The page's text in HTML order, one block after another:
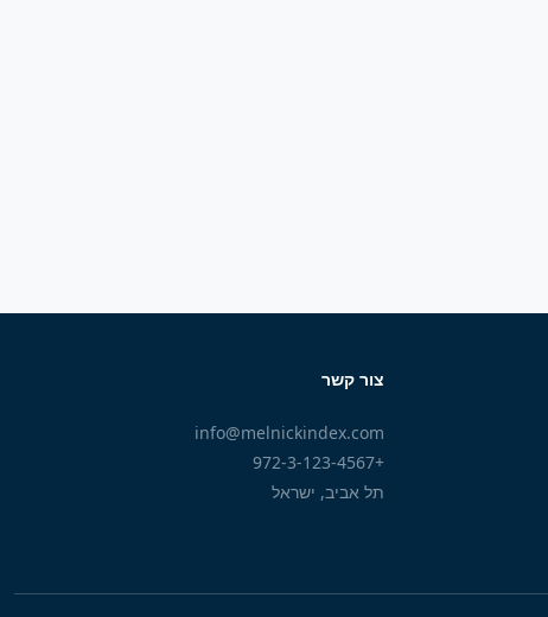
צור קשר
info@melnickindex.com
+972-3-123-4567
תל אביב, ישראל